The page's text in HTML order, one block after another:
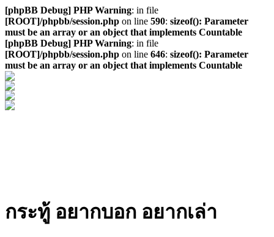
[phpBB Debug] PHP Warning: in file
[ROOT]/phpbb/session.php on line 590: sizeof(): Parameter
must be an array or an object that implements Countable
[phpBB Debug] PHP Warning: in file
[ROOT]/phpbb/session.php on line 646: sizeof(): Parameter
must be an array or an object that implements Countable
กระทู้ อยากบอก อยากเล่า